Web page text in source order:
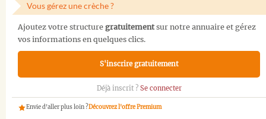
Vous gérez une crèche ?
Ajoutez votre structure gratuitementsur notre annuaire et gérez
vos informations en quelques clics.
S'inscrire gratuitement
Déjà inscrit ? Se connecter
Envie d'aller plus loin ?Découvrez l'offre Premium